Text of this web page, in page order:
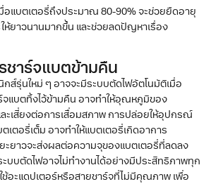
อแบตเตอรี่ถึงประมาณ 80-90% จะช่วยยืดอายุ
ห้ยาวนานมากขึ้น และช่วยลดปัญหาเรื่อง
ชาร์จแบตข้ามคืน
ส์รุ่นใหม่ ๆ อาจจะมีระบบตัดไฟอัตโนมัติเมื่อ
จแบตทิ้งไว้ข้ามคืน อาจทำให้อุณหภูมิของ
ะเสี่ยงต่อการเสื่อมสภาพ การปล่อยให้อุปกรณ์
เตอรี่เต็ม อาจทำให้แบตเตอรี่เกิดอาการ
ยะยาวจะส่งผลต่อความจุของแบตเตอรี่ที่ลดลง
บบตัดไฟอาจไม่ทำงานได้อย่างมีประสิทธิภาพทุก
ช้อะแดปเตอร์หรือสายชาร์จที่ไม่มีคุณภาพ เพื่อ